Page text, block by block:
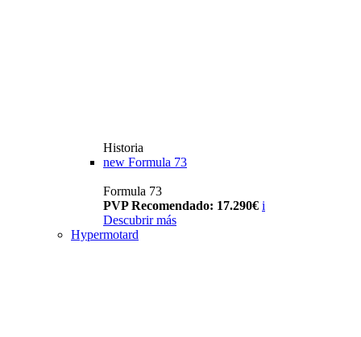
Historia
new Formula 73
Formula 73
PVP Recomendado: 17.290€ i
Descubrir más
Hypermotard